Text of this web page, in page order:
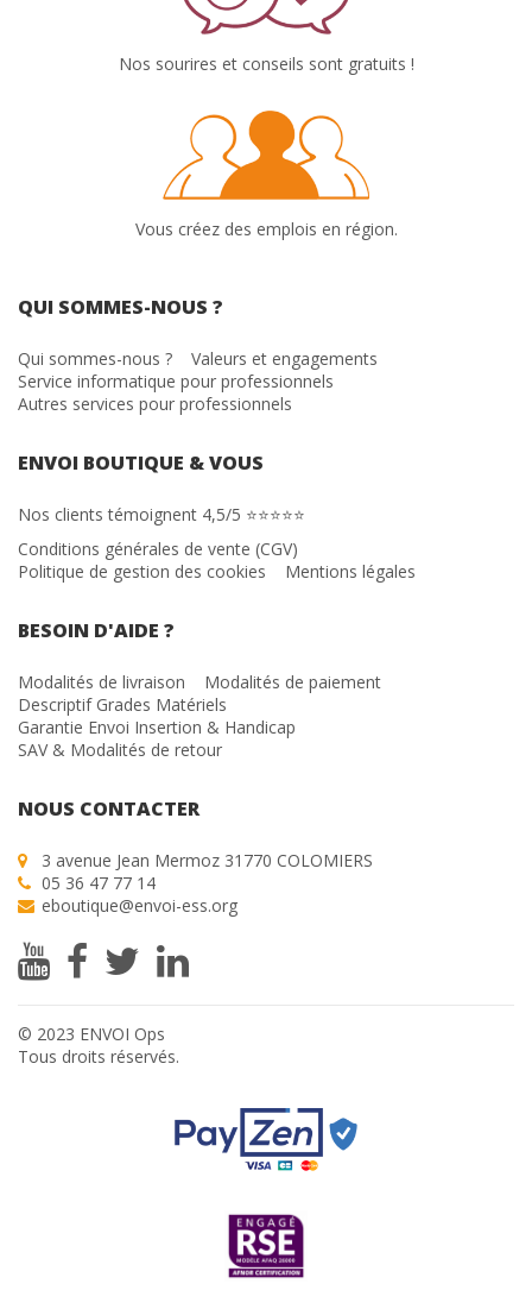
Nos sourires et conseils sont gratuits !
Vous créez des emplois en région.
QUI SOMMES-NOUS ?
Qui sommes-nous ?
Valeurs et engagements
Service informatique pour professionnels
Autres services pour professionnels
ENVOI BOUTIQUE & VOUS
Nos clients témoignent 4,5/5 ⭐⭐⭐⭐⭐
Conditions générales de vente (CGV)
Politique de gestion des cookies
Mentions légales
BESOIN D'AIDE ?
Modalités de livraison
Modalités de paiement
Descriptif Grades Matériels
Garantie Envoi Insertion & Handicap
SAV & Modalités de retour
NOUS CONTACTER
3 avenue Jean Mermoz 31770 COLOMIERS
05 36 47 77 14
eboutique@envoi-ess.org
© 2023 ENVOI Ops
Tous droits réservés.